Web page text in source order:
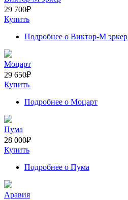
29 700₽
Купить
Подробнее о Виктор-М эркер
Моцарт
29 650₽
Купить
Подробнее о Моцарт
Пума
28 000₽
Купить
Подробнее о Пума
Аравия